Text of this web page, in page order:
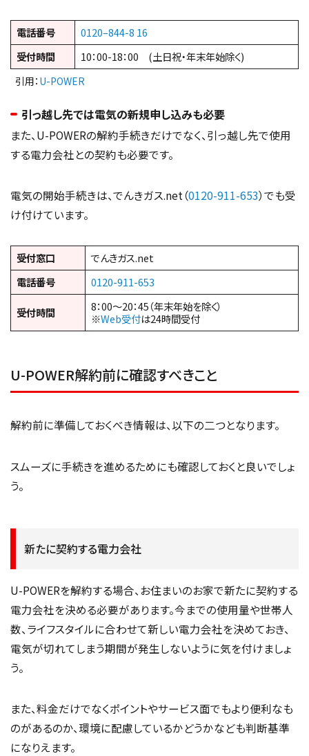
電話番号
0120–844-8 16
受付時間
10：00-18：00 (土日祝・年末年始除く)
引用： U-POWER
引っ越し先では電気の新規申し込みも必要
また、U-POWERの解約手続きだけでなく、引っ越し先で使用
する電力会社との契約も必要です。
電気の開始手続きは、でんきガス.net（0120-911-653）でも受
け付けています。
受付窓口
でんきガス.net
電話番号
0120-911-653
受付時間
8：00～20：45（年末年始を除く）
※Web受付は24時間受付
U-POWER解約前に確認すべきこと
解約前に準備しておくべき情報は、以下の二つとなります。
スムーズに手続きを進めるためにも確認しておくと良いでしょ
う。
新たに契約する電力会社
U-POWERを解約する場合、お住まいのお家で新たに契約する
電力会社を決める必要があります。今までの使用量や世帯人
数、ライフスタイルに合わせて新しい電力会社を決めておき、
電気が切れてしまう期間が発生しないように気を付けましょ
う。
また、料金だけでなくポイントやサービス面でもより便利なも
のがあるのか、環境に配慮しているかどうかなども判断基準
になりえます。